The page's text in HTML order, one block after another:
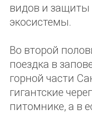
видов и защиты
экосистемы.
Во второй
поездка в
горной части
гигантские
питомнике, а в